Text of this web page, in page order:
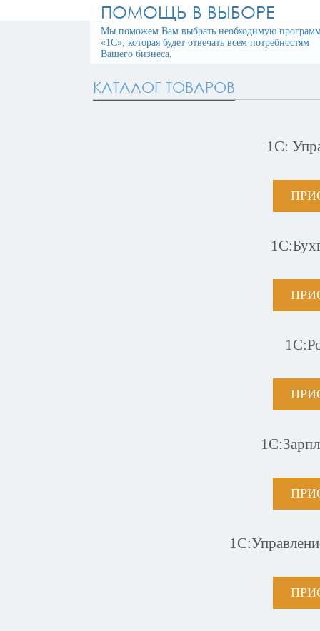
ПОМОЩЬ В ВЫБОРЕ
Мы поможем Вам выбрать необходимую
«1С», которая будет отвечать всем потребностям
Вашего бизнеса.
КАТАЛОГ ТОВАРОВ
1С: